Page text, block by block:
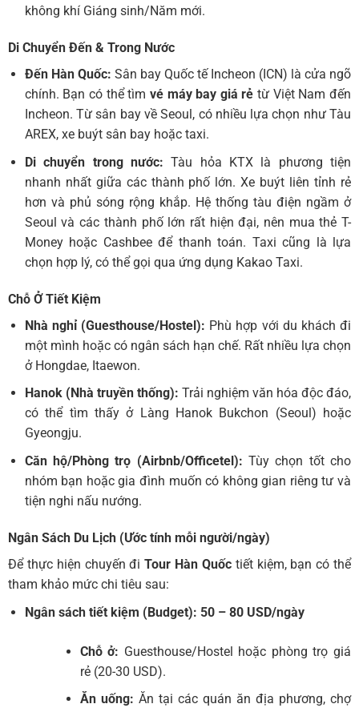
không khí Giáng sinh/Năm mới.
Di Chuyển Đến & Trong Nước
Đến Hàn Quốc: Sân bay Quốc tế Incheon (ICN) là cửa ngõ
chính. Bạn có thể tìm vé máy bay giá rẻ từ Việt Nam đến
Incheon. Từ sân bay về Seoul, có nhiều lựa chọn như Tàu
AREX, xe buýt sân bay hoặc taxi.
Di chuyển trong nước: Tàu hỏa KTX là phương tiện
nhanh nhất giữa các thành phố lớn. Xe buýt liên tỉnh rẻ
hơn và phủ sóng rộng khắp. Hệ thống tàu điện ngầm ở
Seoul và các thành phố lớn rất hiện đại, nên mua thẻ T-
Money hoặc Cashbee để thanh toán. Taxi cũng là lựa
chọn hợp lý, có thể gọi qua ứng dụng Kakao Taxi.
Chỗ Ở Tiết Kiệm
Nhà nghỉ (Guesthouse/Hostel): Phù hợp với du khách đi
một mình hoặc có ngân sách hạn chế. Rất nhiều lựa chọn
ở Hongdae, Itaewon.
Hanok (Nhà truyền thống): Trải nghiệm văn hóa độc đáo,
có thể tìm thấy ở Làng Hanok Bukchon (Seoul) hoặc
Gyeongju.
Căn hộ/Phòng trọ (Airbnb/Officetel): Tùy chọn tốt cho
nhóm bạn hoặc gia đình muốn có không gian riêng tư và
tiện nghi nấu nướng.
Ngân Sách Du Lịch (Ước tính mỗi người/ngày)
Để thực hiện chuyến điTour Hàn Quốctiết kiệm, bạn có thể
tham khảo mức chi tiêu sau:
Ngân sách tiết kiệm (Budget): 50 – 80 USD/ngày
Chỗ ở: Guesthouse/Hostel hoặc phòng trọ giá
rẻ (20-30 USD).
Ăn uống: Ăn tại các quán ăn địa phương, chợ